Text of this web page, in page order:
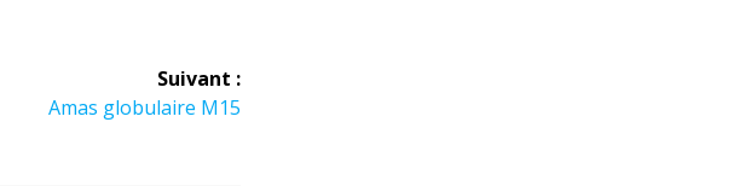
Suivant :
Article
Amas globulaire M15